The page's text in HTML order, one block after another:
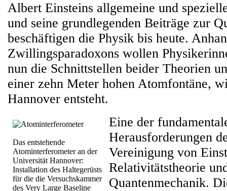
Albert Einsteins allgemeine und
und seine grundlegenden Beiträge zur
beschäftigen die Physik bis heute.
Zwillingsparadoxons wollen
nun die Schnittstellen beider Theorien
einer zehn Meter hohen Atomfontäne,
Hannover entsteht.
Das entstehende
Atominterferometer an der
Universität Hannover:
Installation des Haltegerüsts
für die die Versuchskammer
des Very Large Baseline
Eine der
Herausforderungen
Vereinigung von
Relativitätstheorie
Quantenmechanik.